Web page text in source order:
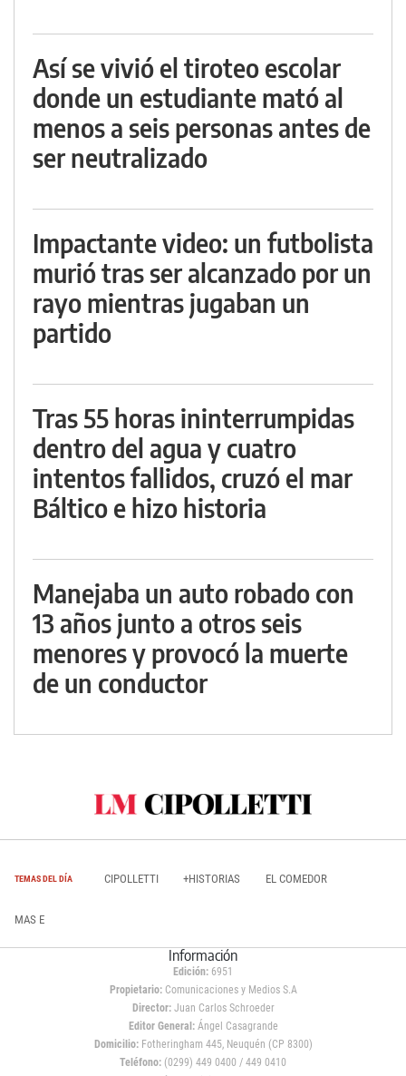
Así se vivió el tiroteo escolar
donde un estudiante mató al
menos a seis personas antes de
ser neutralizado
Impactante video: un futbolista
murió tras ser alcanzado por un
rayo mientras jugaban un
partido
Tras 55 horas ininterrumpidas
dentro del agua y cuatro
intentos fallidos, cruzó el mar
Báltico e hizo historia
Manejaba un auto robado con
13 años junto a otros seis
menores y provocó la muerte
de un conductor
TEMAS DEL DÍA CIPOLLETTI +HISTORIAS EL COMEDOR
MAS E
Información
Edición: 6951
Propietario:Comunicaciones y Medios S.A
Director: Juan Carlos Schroeder
Editor General:Ángel Casagrande
Domicilio:Fotheringham 445, Neuquén (CP 8300)
Teléfono: (0299) 449 0400 / 449 0410